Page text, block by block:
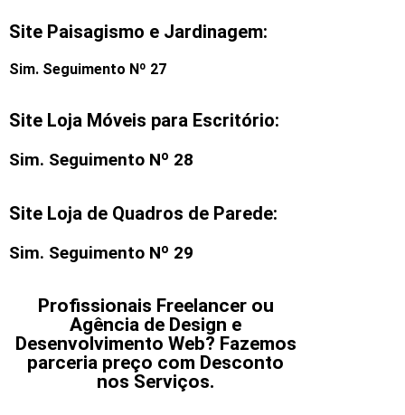
Site Paisagismo e Jardinagem:
Sim. Seguimento Nº 27
Site Loja Móveis para Escritório:
Sim. Seguimento Nº 28
Site Loja de Quadros de Parede:
Sim. Seguimento Nº 29
Profissionais Freelancer ou
Agência de Design e
Desenvolvimento Web? Fazemos
parceria preço com Desconto
nos Serviços.